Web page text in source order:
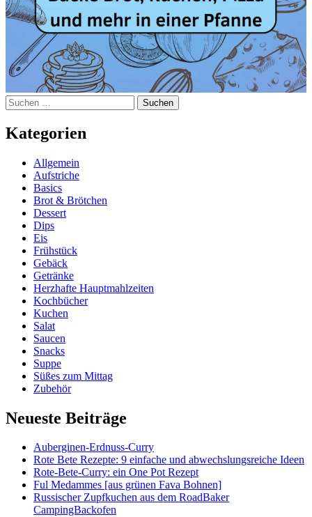
Suchen
nach:
Kategorien
Allgemein
Aufstriche
Basics
Brot & Brötchen
Dessert
Dips
Eis
Frühstück
Gebäck
Getränke
Herzhafte Hauptmahlzeiten
Kochbücher
Kuchen
Salat
Saucen
Snacks
Suppe
Süßes zum Mittag
Zubehör
Neueste Beiträge
Auberginen-Erdnuss-Curry
Rote Bete Rezepte: 9 einfache und abwechslungsreiche Ideen
Rote-Bete-Curry: ein One Pot Rezept
Ful Medammes [aus grünen Fava Bohnen]
Russischer Zupfkuchen aus dem RoadBaker
CampingBackofen